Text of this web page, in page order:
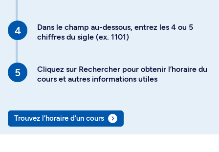
Dans le champ au-dessous, entrez les 4 ou 5
chiffres du sigle (ex. 1101)
Cliquez sur Rechercher pour obtenir l’horaire du
cours et autres informations utiles
Trouvez l’horaire d’un cours